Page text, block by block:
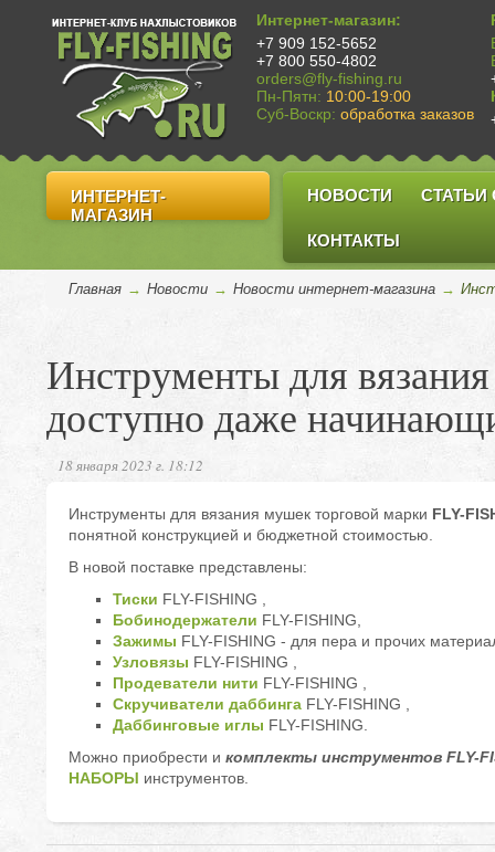
Интернет-магазин:
+7 909 152-5652
+7 800 550-4802
orders@fly-fishing.ru
Пн-Пятн: 10:00-19:00
Суб-Воскр: обработка заказов
ИНТЕРНЕТ-
МАГАЗИН
НОВОСТИ СТАТЬИ
КОНТАКТЫ
Главная → Новости → Новости интернет-магазина →
Инструменты для
доступно даже
18 января 2023 г. 18:12
Инструменты для вязания мушек торговой марки FLY-
понятной конструкцией и бюджетной стоимостью.
В новой поставке представлены:
Тиски FLY-FISHING ,
Бобинодержатели FLY-FISHING,
Зажимы FLY-FISHING - для пера и прочих
Узловязы FLY-FISHING ,
Продеватели нити FLY-FISHING ,
Скручиватели даббинга FLY-FISHING ,
Даббинговые иглы FLY-FISHING.
Можно приобрести и комплекты инструментов FLY-
НАБОРЫ инструментов.